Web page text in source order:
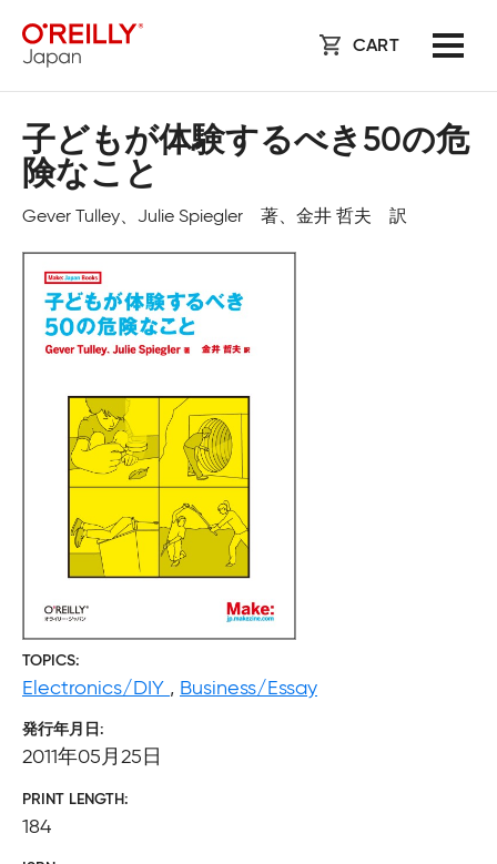
CART
子どもが体験するべき50の危
険なこと
Gever Tulley、Julie Spiegler 著、金井 哲夫 訳
TOPICS
Electronics/DIY , Business/Essay
発行年月日
2011年05月25日
PRINT LENGTH
184